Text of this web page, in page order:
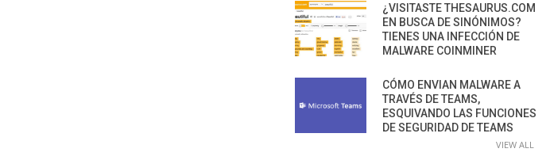
¿VISITASTE THESAURUS.COM
EN BUSCA DE SINÓNIMOS?
TIENES UNA INFECCIÓN DE
MALWARE COINMINER
CÓMO ENVIAN MALWARE A
TRAVÉS DE TEAMS,
ESQUIVANDO LAS FUNCIONES
DE SEGURIDAD DE TEAMS
VIEW ALL